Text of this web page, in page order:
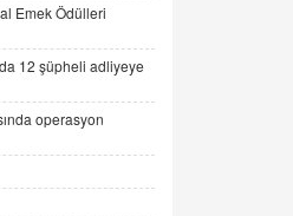
da Ziyaret Etse...
Vurulan
Emek Ödülleri
12 şüpheli adliyeye
operasyon